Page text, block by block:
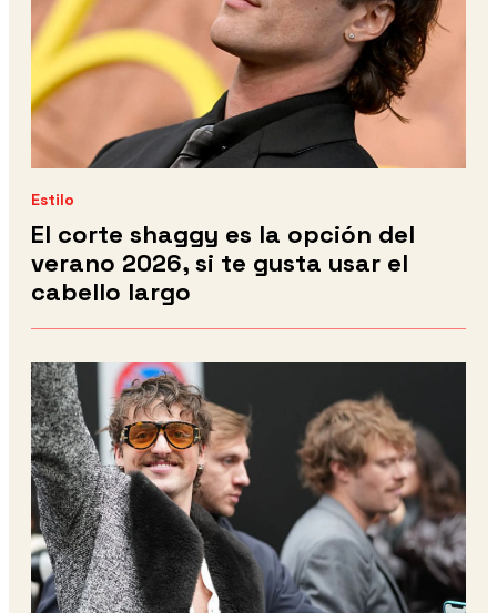
Estilo
El corte shaggy es la opción del
verano 2026, si te gusta usar el
cabello largo